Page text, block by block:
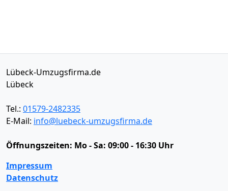
Lübeck-Umzugsfirma.de
Lübeck
Tel.: 01579-2482335
E-Mail: info@luebeck-umzugsfirma.de
Öffnungszeiten: Mo - Sa: 09:00 - 16:30 Uhr
Impressum
Datenschutz